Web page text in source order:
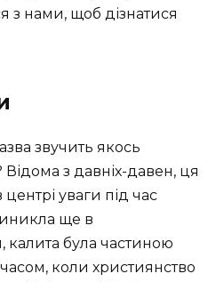
з нами, щоб дізнатися
звучить якось
Відома з давніх-давен, ця
уваги під час
ще в
калита була частиною
коли християнство